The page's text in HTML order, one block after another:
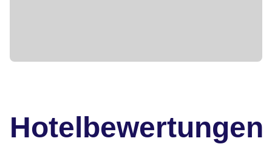
Hotelbewertungen